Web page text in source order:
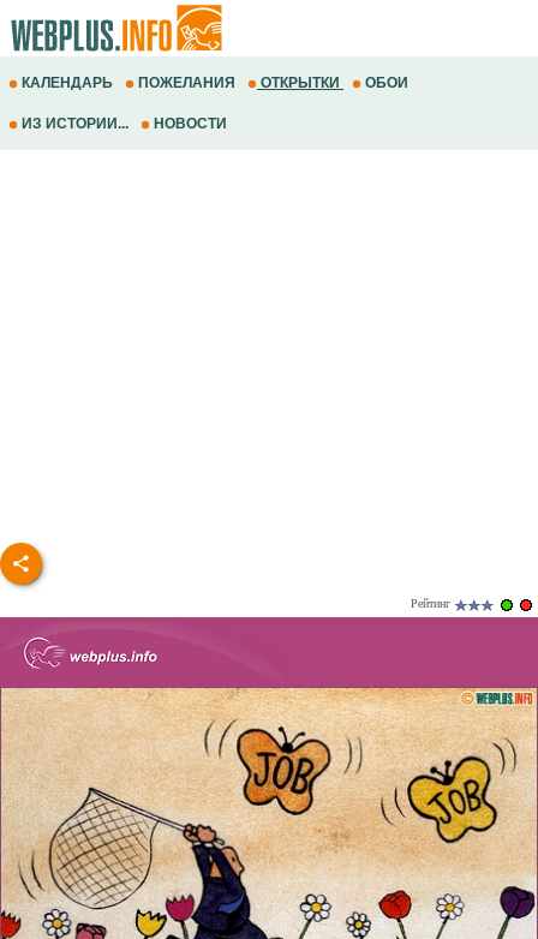
КАЛЕНДАРЬ ПОЖЕЛАНИЯ ОТКРЫТКИ ОБОИ
ИЗ ИСТОРИИ... НОВОСТИ
Рейтинг